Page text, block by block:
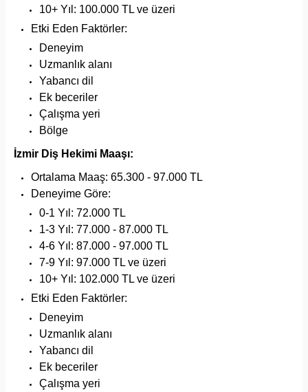
10+ Yıl: 100.000 TL ve üzeri
Etki Eden Faktörler:
Deneyim
Uzmanlık alanı
Yabancı dil
Ek beceriler
Çalışma yeri
Bölge
İzmir Diş Hekimi Maaşı:
Ortalama Maaş: 65.300 - 97.000 TL
Deneyime Göre:
0-1 Yıl: 72.000 TL
1-3 Yıl: 77.000 - 87.000 TL
4-6 Yıl: 87.000 - 97.000 TL
7-9 Yıl: 97.000 TL ve üzeri
10+ Yıl: 102.000 TL ve üzeri
Etki Eden Faktörler:
Deneyim
Uzmanlık alanı
Yabancı dil
Ek beceriler
Çalışma yeri